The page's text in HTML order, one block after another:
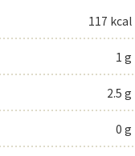
117 kcal
1 g
2.5 g
0 g